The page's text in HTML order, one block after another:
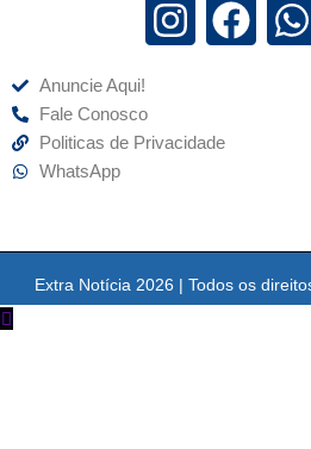
Anuncie Aqui!
Fale Conosco
Politicas de Privacidade
WhatsApp
Extra Notícia 2026 | Todos os